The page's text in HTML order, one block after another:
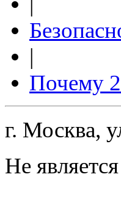
|
Почему
г. Москва,
Не